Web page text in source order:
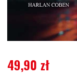
49,90 zł